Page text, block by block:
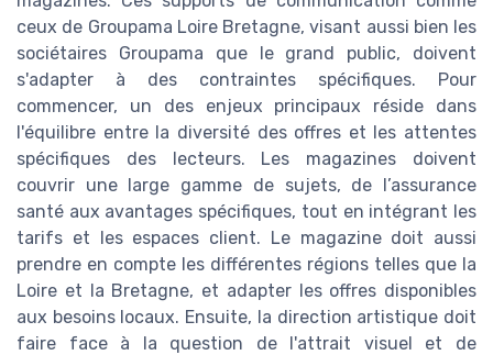
ceux de Groupama Loire Bretagne, visant aussi bien les
sociétaires Groupama que le grand public, doivent
s'adapter à des contraintes spécifiques. Pour
commencer, un des enjeux principaux réside dans
l'équilibre entre la diversité des offres et les attentes
spécifiques des lecteurs. Les magazines doivent
couvrir une large gamme de sujets, de l’assurance
santé aux avantages spécifiques, tout en intégrant les
tarifs et les espaces client. Le magazine doit aussi
prendre en compte les différentes régions telles que la
Loire et la Bretagne, et adapter les offres disponibles
aux besoins locaux. Ensuite, la direction artistique doit
faire face à la question de l'attrait visuel et de